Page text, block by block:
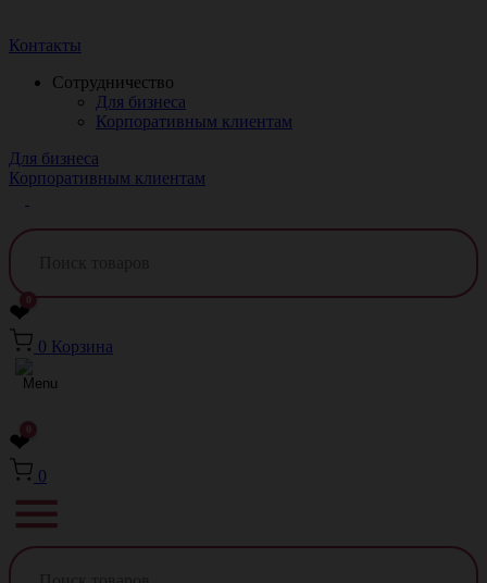
Контакты
Сотрудничество
Для бизнеса
Корпоративным клиентам
Для бизнеса
Корпоративным клиентам
❤0
0 Корзина
❤0
0